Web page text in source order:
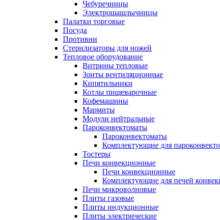
Чебуречницы
Электрошашлычницы
Палатки торговые
Посуда
Противни
Стерилизаторы для ножей
Тепловое оборудование
Витрины тепловые
Зонты вентиляционные
Кипятильники
Котлы пищеварочные
Кофемашины
Мармиты
Модули нейтральные
Пароконвектоматы
Пароконвектоматы
Комплектующие для
Тостеры
Печи конвекционные
Печи конвекционные
Комплектующие для печей
Печи микроволновые
Плиты газовые
Плиты индукционные
Плиты электрические